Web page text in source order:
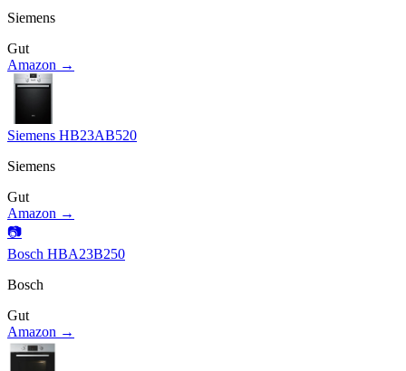
Siemens
Gut
Amazon →
Siemens HB23AB520
Siemens
Gut
Amazon →
📷
Bosch HBA23B250
Bosch
Gut
Amazon →